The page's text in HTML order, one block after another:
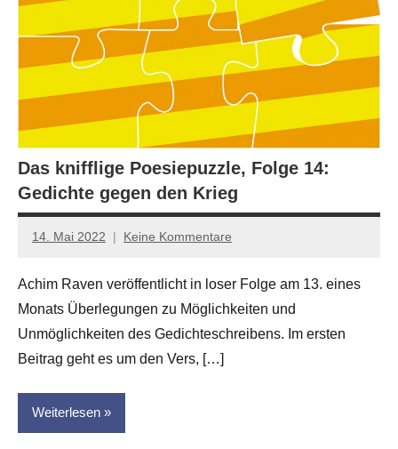
Das knifflige Poesiepuzzle, Folge 14:
Gedichte gegen den Krieg
14. Mai 2022
Anton
Leitner
Keine Kommentare
Achim Raven veröffentlicht in loser Folge am 13. eines
Monats Überlegungen zu Möglichkeiten und
Unmöglichkeiten des Gedichteschreibens. Im ersten
Beitrag geht es um den Vers, […]
Weiterlesen